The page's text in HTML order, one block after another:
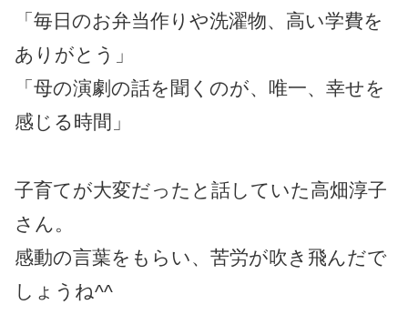
「毎日のお弁当作りや洗濯物、高い学費を
ありがとう」
「母の演劇の話を聞くのが、唯一、幸せを
感じる時間」
子育てが大変だったと話していた高畑淳子
さん。
感動の言葉をもらい、苦労が吹き飛んだで
しょうね^^